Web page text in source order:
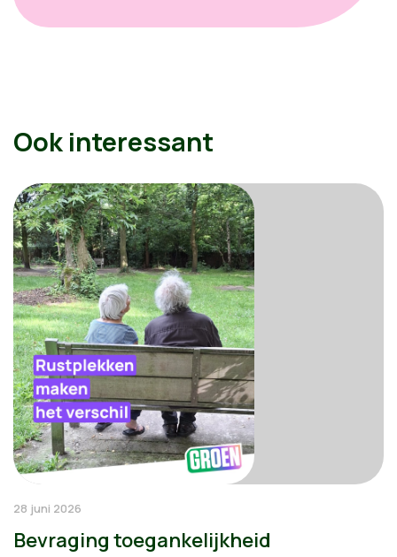
Ook interessant
28 juni 2026
Bevraging toegankelijkheid